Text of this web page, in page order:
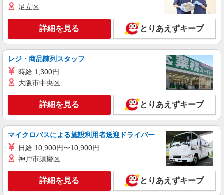
足立区
詳細を見る とりあえずキープ
レジ・商品陳列スタッフ
時給 1,300円
大阪市中央区
詳細を見る とりあえずキープ
マイクロバスによる施設利用者送迎ドライバー
日給 10,900円〜10,900円
神戸市須磨区
詳細を見る とりあえずキープ